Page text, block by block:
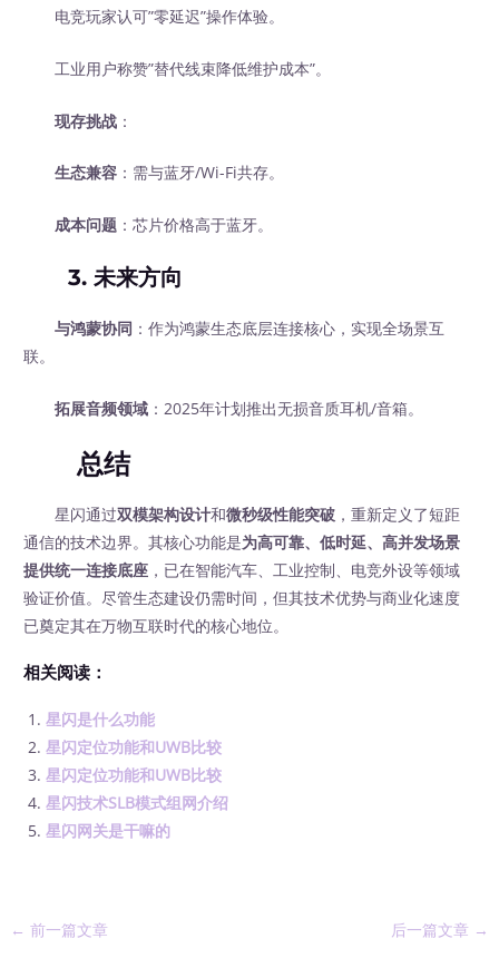
电竞玩家认可”零延迟”操作体验。
工业用户称赞”替代线束降低维护成本”。
现存挑战 ：
生态兼容 ：需与蓝牙/Wi-Fi共存。
成本问题 ：芯片价格高于蓝牙。
3. 未来方向
与鸿蒙协同 ：作为鸿蒙生态底层连接核心，实现全场景互
联。
拓展音频领域 ：2025年计划推出无损音质耳机/音箱。
总结
星闪通过双模架构设计和微秒级性能突破 ，重新定义了短距
通信的技术边界。其核心功能是为高可靠、低时延、高并发场景
提供统一连接底座 ，已在智能汽车、工业控制、电竞外设等领域
验证价值。尽管生态建设仍需时间，但其技术优势与商业化速度
已奠定其在万物互联时代的核心地位。
相关阅读：
星闪是什么功能
星闪定位功能和UWB比较
星闪定位功能和UWB比较
星闪技术SLB模式组网介绍
星闪网关是干嘛的
← 前一篇文章 后一篇文章 →